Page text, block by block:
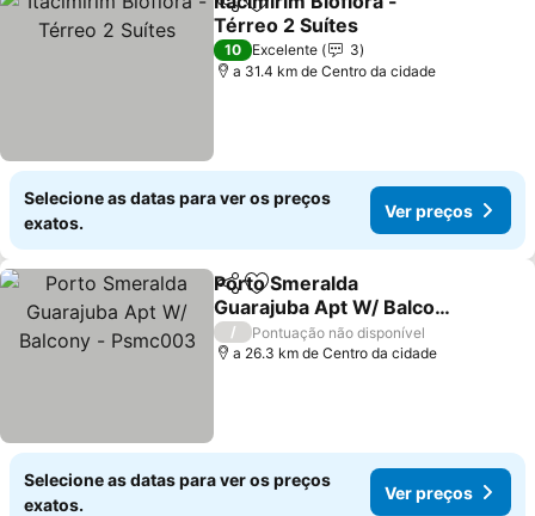
PartilharAdicionar aos favoritos
Térreo 2 Suítes
Ver preços
10 Excelente
3
a 31.4 km de Centro da cidade
Selecione as datas para ver os preços
exatos.
Ver preços
PartilharAdicionar aos favoritos
Porto Smeralda
Guarajuba Apt W/ Balcony
- Psmc003
Ver preços
/
Pontuação não disponível
a 26.3 km de Centro da cidade
Selecione as datas para ver os preços
exatos.
Ver preços